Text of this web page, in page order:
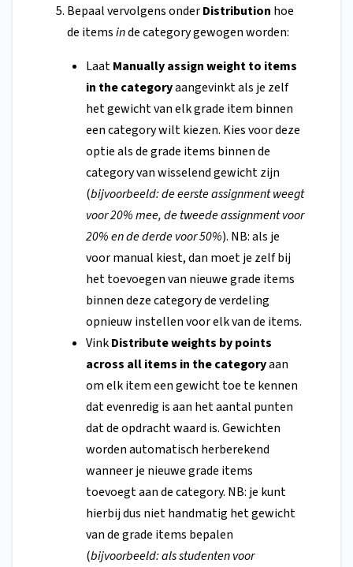
Bepaal vervolgens onderDistribution hoe
de itemsinde category gewogen worden:
LaatManually assign weight to items
in the categoryaangevinkt als je zelf
het gewicht van elk grade item binnen
een category wilt kiezen. Kies voor deze
optie als de grade items binnen de
category van wisselend gewicht zijn
(bijvoorbeeld: de eerste assignment weegt
voor 20% mee, de tweede assignment voor
20% en de derde voor 50%). NB: als je
voor manual kiest, dan moet je zelf bij
het toevoegen van nieuwe grade items
binnen deze category de verdeling
opnieuw instellen voor elk van de items.
VinkDistribute weights by points
across all items in the categoryaan
om elk item een gewicht toe te kennen
dat evenredig is aan het aantal punten
dat de opdracht waard is. Gewichten
worden automatisch herberekend
wanneer je nieuwe grade items
toevoegt aan de category. NB: je kunt
hierbij dus niethandmatig het gewicht
van de grade items bepalen
(bijvoorbeeld: als studenten voor